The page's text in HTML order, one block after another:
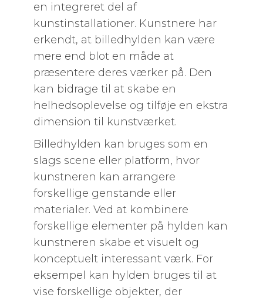
en integreret del af
kunstinstallationer. Kunstnere har
erkendt, at billedhylden kan være
mere end blot en måde at
præsentere deres værker på. Den
kan bidrage til at skabe en
helhedsoplevelse og tilføje en ekstra
dimension til kunstværket.
Billedhylden kan bruges som en
slags scene eller platform, hvor
kunstneren kan arrangere
forskellige genstande eller
materialer. Ved at kombinere
forskellige elementer på hylden kan
kunstneren skabe et visuelt og
konceptuelt interessant værk. For
eksempel kan hylden bruges til at
vise forskellige objekter, der